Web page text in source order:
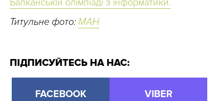
Балканській олімпіаді з інформатики.
Титульне фото: МАН
ПІДПИСУЙТЕСЬ НА НАС:
FACEBOOK VIBER